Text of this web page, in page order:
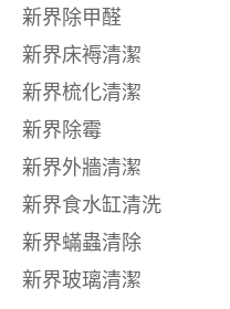
新界除甲醛
新界床褥清潔
新界梳化清潔
新界除霉
新界外牆清潔
新界食水缸清洗
新界蟎蟲清除
新界玻璃清潔